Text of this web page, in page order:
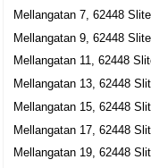
Mellangatan 7, 62448 Slite
Mellangatan 9, 62448 Slite
Mellangatan 11, 62448
Mellangatan 13, 62448
Mellangatan 15, 62448
Mellangatan 17, 62448
Mellangatan 19, 62448